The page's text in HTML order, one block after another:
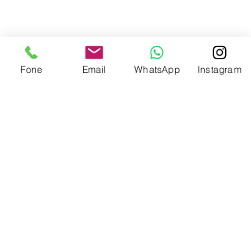
Contate-nos
Fone Email WhatsApp Instagram